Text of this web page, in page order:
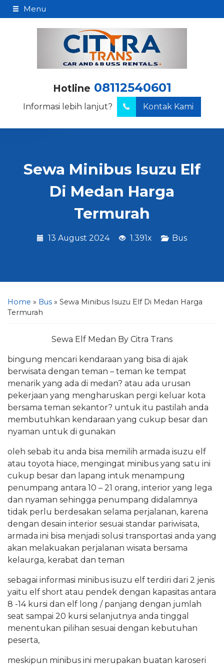
Menu
Hotline 08112540601
Informasi lebih lanjut? Kontak Kami
Sewa Minibus Isuzu Elf
Di Medan Harga
Termurah
13 August 2024 1.391x Bus
Home » Bus » Sewa Minibus Isuzu Elf Di Medan Harga
Termurah
Sewa Elf Medan By Citra Trans
bingung mencari kendaraan yang bisa di ajak
berwisata dengan teman – teman ke tempat
menarik yang ada di medan? atau ada urusan
pekerjaan yang mengharuskan pergi keluar kota
bersama teman sekantor? untuk itu pastilah anda
membutuhkan kendaraan yang cukup besar dan
nyaman untuk di gunakan
oleh sebab itu anda bisa memilih armada isuzu elf
atau toyota hiace, mengingat minibus yang satu ini
cukup besar dan lapang intuk menampung
penumpang antara 10 – 21 orang, interior yang lega
dan nyaman sehingga penumpang didalamnya
tidak perlu berdesakan selama perjalanan, karena
dengan desain interior sesuai standar pariwisata,
armada ini bisa menjadi solusi transportasi anda yang
akan melakuakan perjalanan wisata bersama
kelaurga, kerabat dan teman
sebagai informasi minibus isuzu elf terdiri dari 2 jenis
yaitu elf short atau pendek dengan kapasitas antara
8 -14 kursi dan elf long / panjang dengan jumlah
seat sampai 20 kursi selanjutnya anda tinggal
menentukan pilihan sesuai dengan kebutuhan
peserta,
meskipun minibus ini merupakan buatan karoseri